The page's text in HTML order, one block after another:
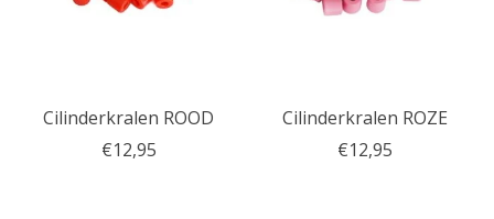
Cilinderkralen ROOD
€12,95
Cilinderkralen ROZE
€12,95